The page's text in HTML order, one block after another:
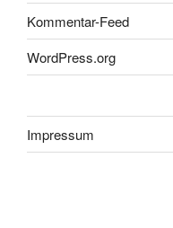
Kommentar-Feed
WordPress.org
Impressum